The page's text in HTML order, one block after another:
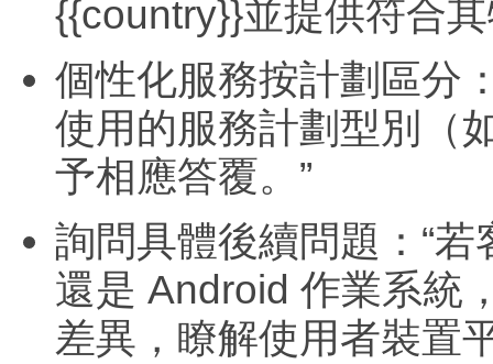
{{country}}並提供符合
個性化服務按計劃區分
使用的服務計劃型別（
予相應答覆。”
詢問具體後續問題：“
還是 Android 作業系統
差異，瞭解使用者裝置